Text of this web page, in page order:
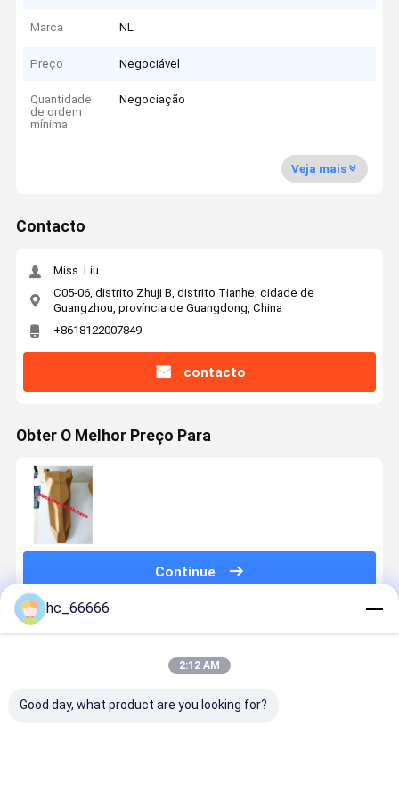
Marca NL
Preço Negociável
Quantidade
de ordem
mínima
Negociação
Veja mais
Contacto
Miss. Liu
C05-06, distrito Zhuji B, distrito Tianhe, cidade de
Guangzhou, província de Guangdong, China
+8618122007849
contacto
Obter O Melhor Preço Para
Continue
Produtos Recomendados
hc_66666
2:12 AM
Good day, what product are you looking for?